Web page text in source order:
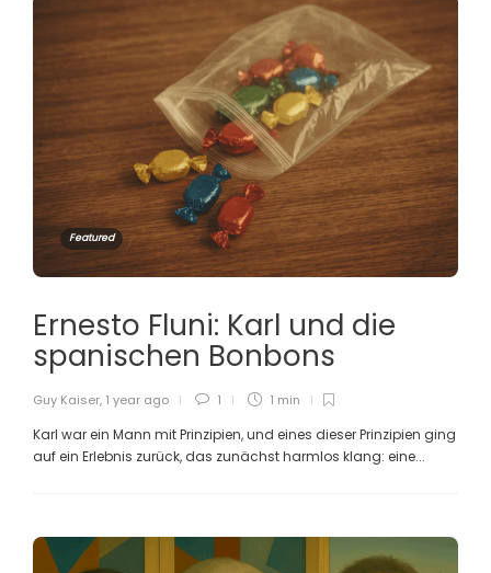
Featured
Ernesto Fluni: Karl und die
spanischen Bonbons
Guy Kaiser, 1 year ago 1 1 min
Karl war ein Mann mit Prinzipien, und eines dieser Prinzipien ging
auf ein Erlebnis zurück, das zunächst harmlos klang: eine...